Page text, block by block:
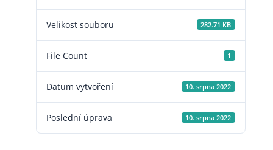
Velikost souboru 282.71 KB
File Count 1
Datum vytvoření 10. srpna 2022
Poslední úprava 10. srpna 2022